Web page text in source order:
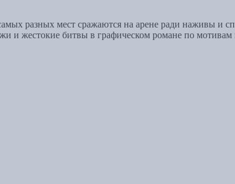
разных мест сражаются на арене ради наживы и
и жестокие битвы в графическом романе по